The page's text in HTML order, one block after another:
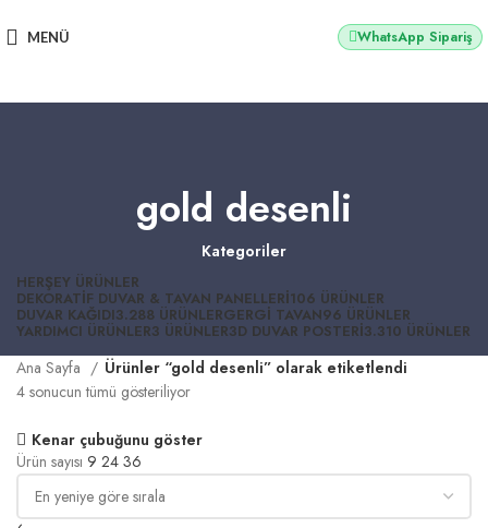
MENÜ WhatsApp Sipariş
gold desenli
Kategoriler
HERŞEY ÜRÜNLER
DEKORATIF DUVAR & TAVAN PANELLERI106 ÜRÜNLER
DUVAR KAĞIDI3.288 ÜRÜNLERGERGI TAVAN96 ÜRÜNLER
YARDIMCI ÜRÜNLER3 ÜRÜNLER3D DUVAR POSTERI3.310 ÜRÜNLER
Ana Sayfa
Ürünler “gold desenli” olarak etiketlendi
4 sonucun tümü gösteriliyor
Kenar çubuğunu göster
Ürün sayısı 9 24 36